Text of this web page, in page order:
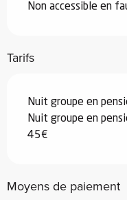
Non accessible en
Tarifs
Nuit groupe en
Nuit groupe en
45€
Moyens de paiement